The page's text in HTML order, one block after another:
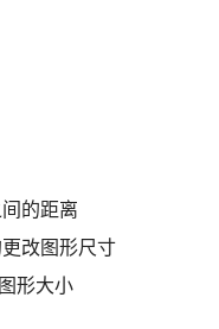
的距离
改图形尺寸
形大小